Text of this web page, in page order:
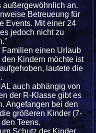
außergewöhnlich an.
Betreueung für
Events. Mit einer 24
jedoch nicht zu
einen Urlaub
Kindern möchte ist
lautete die
auch abhängig von
der R-Klasse gibt es
Angefangen bei den
größeren Kinder (7-
Teens.
Schutz der Kinder